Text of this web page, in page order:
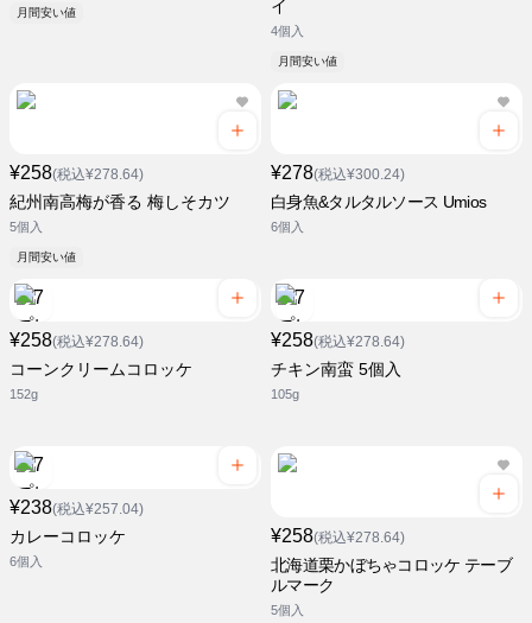
月間安い値 イ
4個入
月間安い値
¥258(税込¥278.64)
紀州南高梅が香る 梅しそカツ
5個入
月間安い値
¥278(税込¥300.24)
白身魚&タルタルソース Umios
6個入
¥258(税込¥278.64)
コーンクリームコロッケ
152g
¥258(税込¥278.64)
チキン南蛮 5個入
105g
¥238(税込¥257.04)
カレーコロッケ
6個入
¥258(税込¥278.64)
北海道栗かぼちゃコロッケ テーブ
ルマーク
5個入